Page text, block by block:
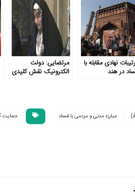
نهادی مقابله با
در هند
مرتضایی: دولت
الکترونیک نقش کلیدی
مبارزه مدنی و مردمی با فساد حمایت­